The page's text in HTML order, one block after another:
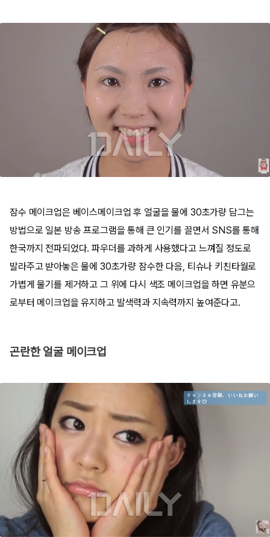
잠수 메이크업은 베이스메이크업 후 얼굴을 물에 30초가량 담그는
방법으로 일본 방송 프로그램을 통해 큰 인기를 끌면서 SNS를 통해
한국까지 전파되었다. 파우더를 과하게 사용했다고 느껴질 정도로
발라주고 받아놓은 물에 30초가량 잠수한 다음, 티슈나 키친타월로
가볍게 물기를 제거하고 그 위에 다시 색조 메이크업을 하면 유분으
로부터 메이크업을 유지하고 발색력과 지속력까지 높여준다고.
곤란한 얼굴 메이크업